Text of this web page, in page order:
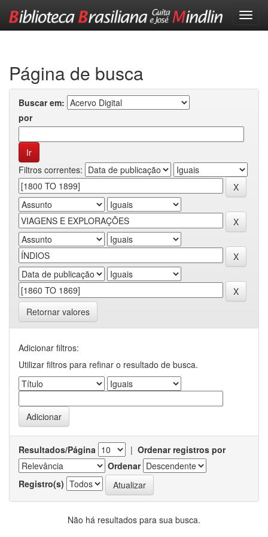
Página de busca
Buscar em:
por
Filtros correntes:
Retornar valores
Adicionar filtros:
Utilizar filtros para refinar o resultado de busca.
Resultados/Página | Ordenar registros por
Ordenar
Registro(s)
Não há resultados para sua busca.